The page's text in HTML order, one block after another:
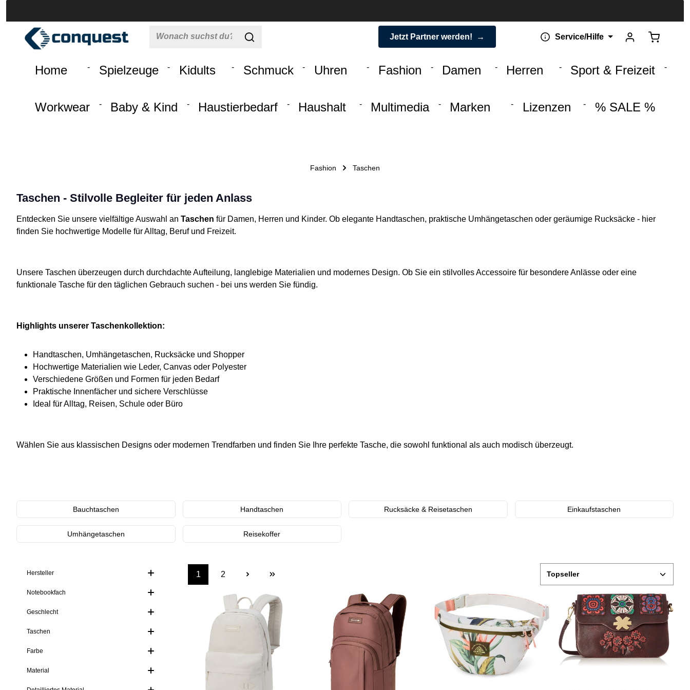
Jetzt Partner werden! Service/Hilfe
Home Spielzeuge Kidults Schmuck Uhren Fashion Damen Herren Sport & Freizeit
Workwear Baby & Kind Haustierbedarf Haushalt Multimedia Marken Lizenzen % SALE %
Fashion Taschen
Taschen - Stilvolle Begleiter für jeden Anlass
Entdecken Sie unsere vielfältige Auswahl an Taschen für Damen, Herren und Kinder. Ob elegante Handtaschen, praktische Umhängetaschen oder geräumige Rucksäcke - hier
finden Sie hochwertige Modelle für Alltag, Beruf und Freizeit.
Unsere Taschen überzeugen durch durchdachte Aufteilung, langlebige Materialien und modernes Design. Ob Sie ein stilvolles Accessoire für besondere Anlässe oder eine
funktionale Tasche für den täglichen Gebrauch suchen - bei uns werden Sie fündig.
Highlights unserer Taschenkollektion:
Handtaschen, Umhängetaschen, Rucksäcke und Shopper
Hochwertige Materialien wie Leder, Canvas oder Polyester
Verschiedene Größen und Formen für jeden Bedarf
Praktische Innenfächer und sichere Verschlüsse
Ideal für Alltag, Reisen, Schule oder Büro
Wählen Sie aus klassischen Designs oder modernen Trendfarben und finden Sie Ihre perfekte Tasche, die sowohl funktional als auch modisch überzeugt.
Kategoriegalerie überspringen
Bauchtaschen Handtaschen Rucksäcke & Reisetaschen Einkaufstaschen
Umhängetaschen Reisekoffer
Hersteller
Notebookfach
Geschlecht
Taschen
Farbe
Material
Seite
1
Seite
2